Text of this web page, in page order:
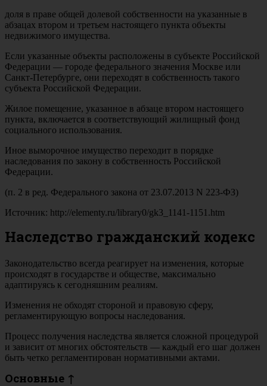
доля в праве общей долевой собственности на указанные в
абзацах втором и третьем настоящего пункта объекты
недвижимого имущества.
Если указанные объекты расположены в субъекте Российской
Федерации — городе федерального значения Москве или
Санкт-Петербурге, они переходят в собственность такого
субъекта Российской Федерации.
Жилое помещение, указанное в абзаце втором настоящего
пункта, включается в соответствующий жилищный фонд
социального использования.
Иное выморочное имущество переходит в порядке
наследования по закону в собственность Российской
Федерации.
(п. 2 в ред. Федерального закона от 23.07.2013 N 223-ФЗ)
Источник: http://elementy.ru/library0/gk3_1141-1151.htm
Наследство гражданский кодекс
Законодательство всегда реагирует на изменения, которые
происходят в государстве и обществе, максимально
адаптируясь к сегодняшним реалиям.
Изменения не обходят стороной и правовую сферу,
регламентирующую вопросы наследования.
Процесс получения наследства является сложной процедурой
и зависит от многих обстоятельств — каждый его шаг должен
быть четко регламентирован нормативными актами.
Основные ↑